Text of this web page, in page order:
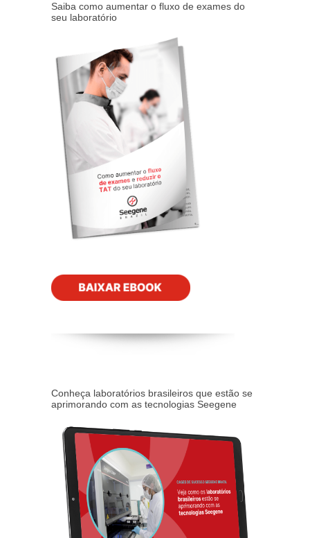
Saiba como aumentar o fluxo de exames do
seu laboratório
Conheça laboratórios brasileiros que estão se
aprimorando com as tecnologias Seegene